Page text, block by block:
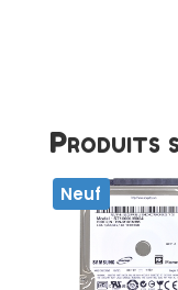
Produits
Neuf